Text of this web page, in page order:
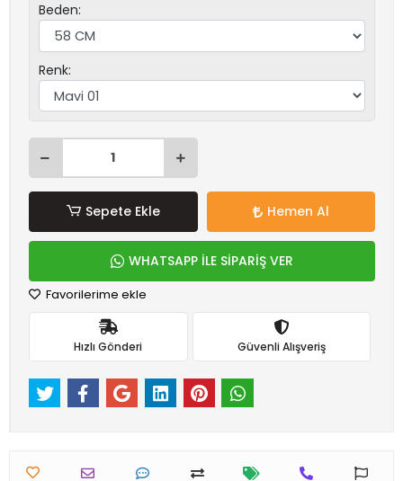
Beden:
Renk:
Sepete Ekle Hemen Al
WHATSAPP İLE SİPARİŞ VER
Favorilerime ekle
Hızlı Gönderi Güvenli Alışveriş